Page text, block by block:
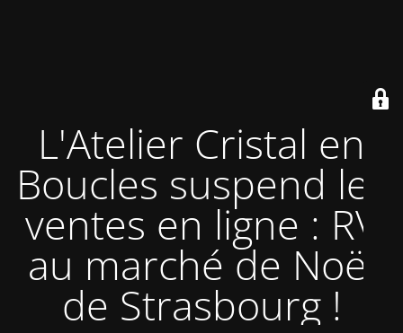
L'Atelier Cristal en
Boucles suspend les
ventes en ligne : RV
au marché de Noël
de Strasbourg !